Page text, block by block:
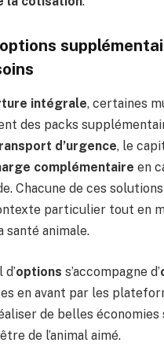
intégrale, certaines
des packs
d’urgence, le
complémentaire en
Chacune de ces
particulier tout en
santé animale.
options s’accompagne d’
en avant par les
de belles économies
de l’animal aimé.